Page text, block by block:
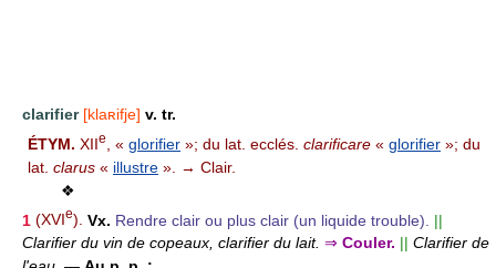
clarifier [klaʀifje] v. tr.
ÉTYM. XIIe , « glorifier »; du lat. ecclés. clarificare « glorifier »; du
lat. clarus « illustre ». → Clair.
❖
1 (XVIe). Vx. Rendre clair ou plus clair (un liquide trouble).
||
Clarifier du vin de copeaux, clarifier du lait. ⇒ Couler. || Clarifier de